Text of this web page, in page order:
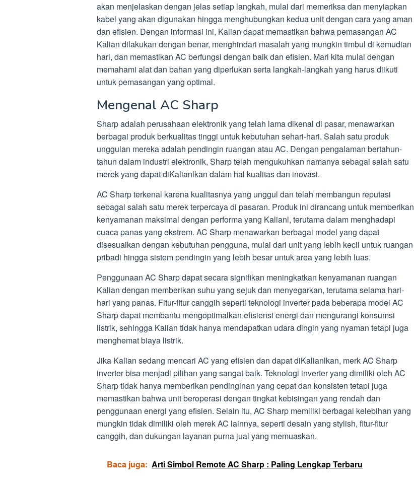
akan menjelaskan dengan jelas setiap langkah, mulai dari memeriksa dan menyiapkan
kabel yang akan digunakan hingga menghubungkan kedua unit dengan cara yang aman
dan efisien. Dengan informasi ini, Kalian dapat memastikan bahwa pemasangan AC
Kalian dilakukan dengan benar, menghindari masalah yang mungkin timbul di kemudian
hari, dan memastikan AC berfungsi dengan baik dan efisien. Mari kita mulai dengan
memahami alat dan bahan yang diperlukan serta langkah-langkah yang harus diikuti
untuk pemasangan yang optimal.
Mengenal AC Sharp
Sharp adalah perusahaan elektronik yang telah lama dikenal di pasar, menawarkan
berbagai produk berkualitas tinggi untuk kebutuhan sehari-hari. Salah satu produk
unggulan mereka adalah pendingin ruangan atau AC. Dengan pengalaman bertahun-
tahun dalam industri elektronik, Sharp telah mengukuhkan namanya sebagai salah satu
merek yang dapat diKalianlkan dalam hal kualitas dan inovasi.
AC Sharp terkenal karena kualitasnya yang unggul dan telah membangun reputasi
sebagai salah satu merek terpercaya di pasaran. Produk ini dirancang untuk memberikan
kenyamanan maksimal dengan performa yang Kalianl, terutama dalam menghadapi
cuaca panas yang ekstrem. AC Sharp menawarkan berbagai model yang dapat
disesuaikan dengan kebutuhan pengguna, mulai dari unit yang lebih kecil untuk ruangan
pribadi hingga sistem pendingin yang lebih besar untuk area yang lebih luas.
Penggunaan AC Sharp dapat secara signifikan meningkatkan kenyamanan ruangan
Kalian dengan memberikan suhu yang sejuk dan menyegarkan, terutama selama hari-
hari yang panas. Fitur-fitur canggih seperti teknologi inverter pada beberapa model AC
Sharp dapat membantu mengoptimalkan efisiensi energi dan mengurangi konsumsi
listrik, sehingga Kalian tidak hanya mendapatkan udara dingin yang nyaman tetapi juga
menghemat biaya listrik.
Jika Kalian sedang mencari AC yang efisien dan dapat diKalianlkan, merk AC Sharp
inverter bisa menjadi pilihan yang sangat baik. Teknologi inverter yang dimiliki oleh AC
Sharp tidak hanya memberikan pendinginan yang cepat dan konsisten tetapi juga
memastikan bahwa unit beroperasi dengan tingkat kebisingan yang rendah dan
penggunaan energi yang efisien. Selain itu, AC Sharp memiliki berbagai kelebihan yang
mungkin tidak dimiliki oleh merek AC lainnya, seperti desain yang stylish, fitur-fitur
canggih, dan dukungan layanan purna jual yang memuaskan.
Baca juga: Arti Simbol Remote AC Sharp : Paling Lengkap Terbaru